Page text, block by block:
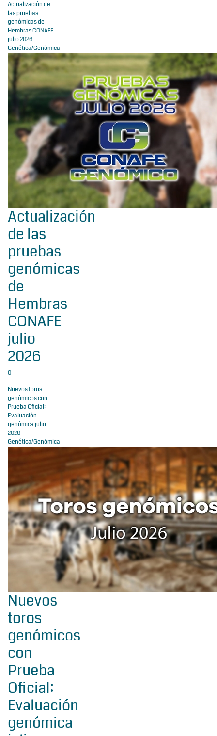
Actualización de
las pruebas
genómicas de
Hembras CONAFE
julio 2026
Genética/Genómica
Actualización
de las
pruebas
genómicas
de
Hembras
CONAFE
julio
2026
0
Nuevos toros
genómicos con
Prueba Oficial:
Evaluación
genómica julio
2026
Genética/Genómica
Nuevos
toros
genómicos
con
Prueba
Oficial:
Evaluación
genómica